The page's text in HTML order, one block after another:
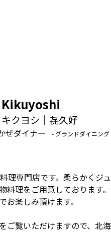
Kikuyoshi
キクヨシ｜㐂久好
ぜダイナー - グランドダイニング
専門店です。柔らかくジ
理をご用意しております。
楽しみ頂けます。
覧いただけますので、北